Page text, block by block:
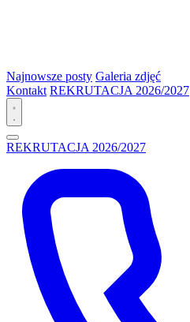
Najnowsze posty Galeria zdjęć
Kontakt REKRUTACJA 2026/2027
REKRUTACJA 2026/2027